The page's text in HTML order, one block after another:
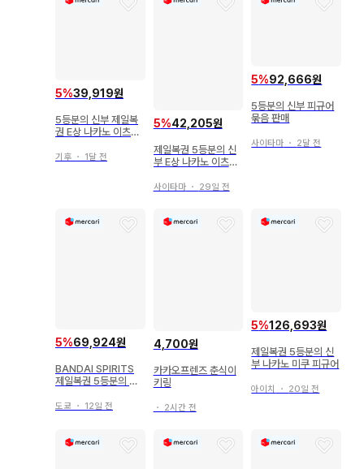
5%39,919원
5등분의 신부 제일복
권 E상 나카노 이츠키
기후 ・ 1달 전
5%42,205원
제일복권 5등분의 신
부 E상 나카노 이츠키
사이타마・ 29일 전
5%92,666원
5등분의 신부 피규어
묶음 판매
사이타마 ・ 2달 전
5%69,924원
BANDAI SPIRITS
제일복권 5등분의 신
터 사랑을 담아 D상 나
도쿄 ・ 12일 전
4,700원
카카오프렌즈 춘식이
키링
・ 2시간 전
5%126,693원
제일복권 5등분의 신
부 나카노 미쿠 피규어
아이치 ・ 20일 전